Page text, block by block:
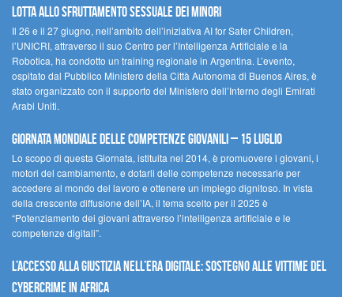
lotta allo sfruttamento sessuale dei minori
Il 26 e il 27 giugno, nell’ambito dell’iniziativa AI for Safer Children,
l’UNICRI, attraverso il suo Centro per l’Intelligenza Artificiale e la
Robotica, ha condotto un training regionale in Argentina. L’evento,
ospitato dal Pubblico Ministero della Città Autonoma di Buenos Aires, è
stato organizzato con il supporto del Ministero dell’Interno degli Emirati
Arabi Uniti.
Giornata Mondiale delle Competenze Giovanili – 15 luglio
Lo scopo di questa Giornata, istituita nel 2014, è promuovere i giovani, i
motori del cambiamento, e dotarli delle competenze necessarie per
accedere al mondo del lavoro e ottenere un impiego dignitoso. In vista
della crescente diffusione dell’IA, il tema scelto per il 2025 è
“Potenziamento dei giovani attraverso l’intelligenza artificiale e le
competenze digitali”.
L’accesso alla giustizia nell’era digitale: sostegno alle vittime del
cybercrime in Africa